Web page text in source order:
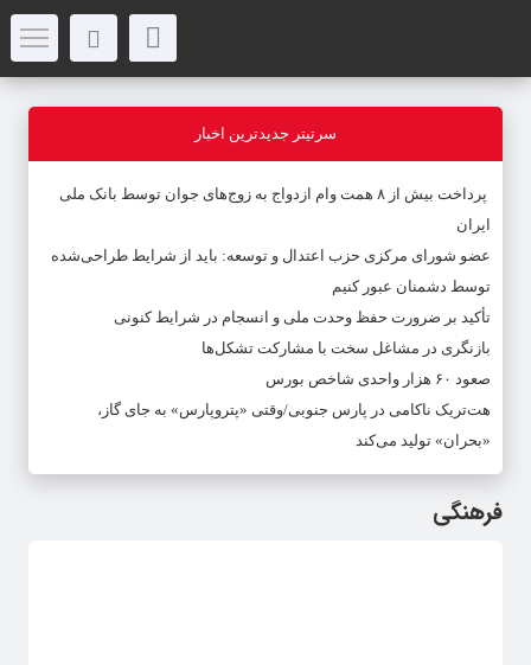
سرتیتر جدیدترین اخبار
پرداخت بیش از ۸ همت وام ازدواج به زوج‌های جوان توسط بانک ملی
ایران
عضو شورای مرکزی حزب اعتدال و توسعه: باید از شرایط طراحی‌شده
توسط دشمنان عبور کنیم
تأکید بر ضرورت حفظ وحدت ملی و انسجام در شرایط کنونی
بازنگری در مشاغل سخت با مشارکت تشکل‌ها
صعود ۶۰ هزار واحدی شاخص بورس
هت‌تریک ناکامی در پارس جنوبی/وقتی «پتروپارس» به جای گاز،
«بحران» تولید می‌کند
فرهنگی